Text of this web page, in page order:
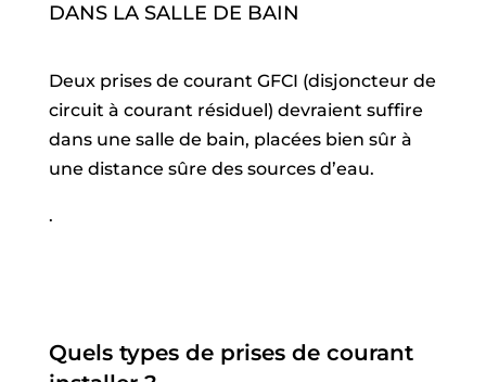
DANS LA SALLE DE BAIN
Deux prises de courant GFCI (disjoncteur de
circuit à courant résiduel) devraient suffire
dans une salle de bain, placées bien sûr à
une distance sûre des sources d’eau.
.
Quels types de prises de courant